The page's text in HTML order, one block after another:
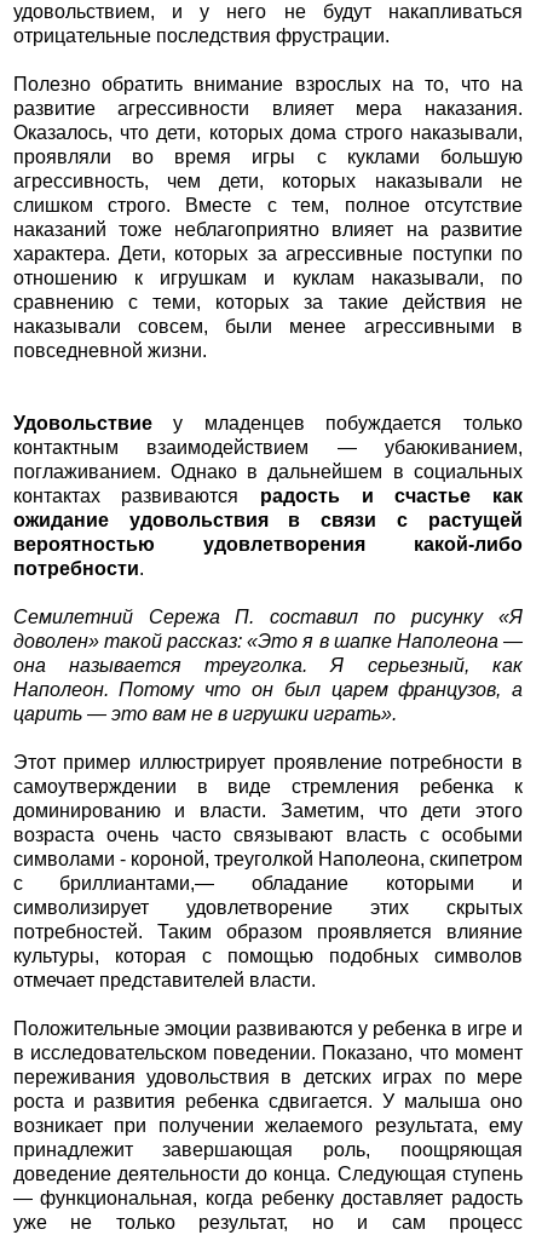
удовольствием, и у него не будут накапливаться
отрицательные последствия фрустрации.
Полезно обратить внимание взрослых на то, что на
развитие агрессивности влияет мера наказания.
Оказалось, что дети, которых дома строго наказывали,
проявляли во время игры с куклами большую
агрессивность, чем дети, которых наказывали не
слишком строго. Вместе с тем, полное отсутствие
наказаний тоже неблагоприятно влияет на развитие
характера. Дети, которых за агрессивные поступки по
отношению к игрушкам и куклам наказывали, по
сравнению с теми, которых за такие действия не
наказывали совсем, были менее агрессивными в
повседневной жизни.
Удовольствиеу младенцев побуждается только
контактным взаимодействием — убаюкиванием,
поглаживанием. Однако в дальнейшем в социальных
контактах развиваются радость и счастье как
ожидание удовольствия в связи с растущей
вероятностью удовлетворения какой-либо
потребности.
Семилетний Сережа П. составил по рисунку «Я
доволен» такой рассказ: «Это я в шапке Наполеона —
она называется треуголка. Я серьезный, как
Наполеон. Потому что он был царем французов, а
царить — это вам не в игрушки играть».
Этот пример иллюстрирует проявление потребности в
самоутверждении в виде стремления ребенка к
доминированию и власти. Заметим, что дети этого
возраста очень часто связывают власть с особыми
символами - короной, треуголкой Наполеона, скипетром
с бриллиантами,— обладание которыми и
символизирует удовлетворение этих скрытых
потребностей. Таким образом проявляется влияние
культуры, которая с помощью подобных символов
отмечает представителей власти.
Положительные эмоции развиваются у ребенка в игре и
в исследовательском поведении. Показано, что момент
переживания удовольствия в детских играх по мере
роста и развития ребенка сдвигается. У малыша оно
возникает при получении желаемого результата, ему
принадлежит завершающая роль, поощряющая
доведение деятельности до конца. Следующая ступень
— функциональная, когда ребенку доставляет радость
уже не только результат, но и сам процесс